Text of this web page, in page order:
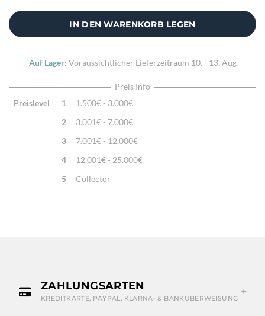
Highlights:
Traditionell handgewebt
IN DEN WARENKORB LEGEN
Auf Lager: Voraussichtlicher Lieferzeitraum 10. - 13. Aug
Preis Info
Preislevel
1
1.500€ - 3.000€
2
3.001€ - 7.000€
3
7.001€ - 12.000€
4
12.001€ - 25.000€
5
Collector
ZAHLUNGSARTEN
KREDITKARTE, PAYPAL, KLARNA- & BANKÜBERWEISUNG